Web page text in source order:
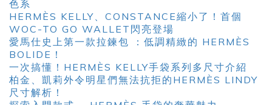
色系
HERMÈS KELLY、CONSTANCE縮小了！首個
WOC-TO GO WALLET閃亮登場
愛馬仕史上第一款拉鍊包 ：低調精緻的 HERMÈS
BOLIDE！
一次搞懂！HERMÈS KELLY手袋系列多尺寸介紹
柏金、凱莉外令明星們無法抗拒的HERMÈS LINDY
尺寸解析！